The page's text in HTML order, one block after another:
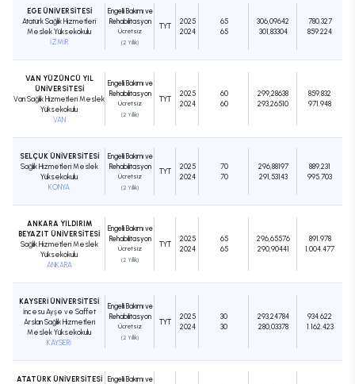
EGE ÜNİVERSİTESİ
Atatürk Sağlık Hizmetleri
Meslek Yüksekokulu
İZMİR
Engelli Bakımı ve
Rehabilitasyon
Ücretsiz
(2 Yıllık)
TYT
2025
2024
65
65
306,09642
301,83304
780.327
859.224
VAN YÜZÜNCÜ YIL
ÜNİVERSİTESİ
Van Sağlık Hizmetleri Meslek
Yüksekokulu
VAN
Engelli Bakımı ve
Rehabilitasyon
Ücretsiz
(2 Yıllık)
TYT
2025
2024
60
60
299,28638
293,26510
859.832
971.948
SELÇUK ÜNİVERSİTESİ
Sağlık Hizmetleri Meslek
Yüksekokulu
KONYA
Engelli Bakımı ve
Rehabilitasyon
Ücretsiz
(2 Yıllık)
TYT
2025
2024
70
70
296,88197
291,53143
889.231
995.703
ANKARA YILDIRIM
BEYAZIT ÜNİVERSİTESİ
Sağlık Hizmetleri Meslek
Yüksekokulu
ANKARA
Engelli Bakımı ve
Rehabilitasyon
Ücretsiz
(2 Yıllık)
TYT
2025
2024
65
65
296,65576
290,90441
891.978
1.004.477
KAYSERİ ÜNİVERSİTESİ
İncesu Ayşe ve Saffet
Arslan Sağlık Hizmetleri
Meslek Yüksekokulu
KAYSERİ
Engelli Bakımı ve
Rehabilitasyon
Ücretsiz
(2 Yıllık)
TYT
2025
2024
30
30
293,24784
280,03378
934.622
1.162.423
ATATÜRK ÜNİVERSİTESİ
Engelli Bakımı ve